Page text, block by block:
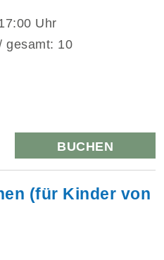
Uhr
gesamt: 10
BUCHEN
(für Kinder von